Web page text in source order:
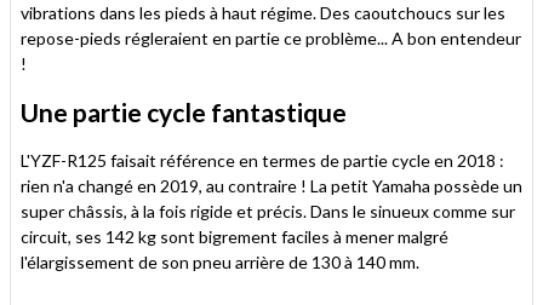
vibrations dans les pieds à haut régime. Des caoutchoucs sur les
repose-pieds régleraient en partie ce problème... A bon entendeur
!
Une partie cycle fantastique
L'YZF-R125 faisait référence en termes de partie cycle en 2018 :
rien n'a changé en 2019, au contraire ! La petit Yamaha possède un
super châssis, à la fois rigide et précis. Dans le sinueux comme sur
circuit, ses 142 kg sont bigrement faciles à mener malgré
l'élargissement de son pneu arrière de 130 à 140 mm.